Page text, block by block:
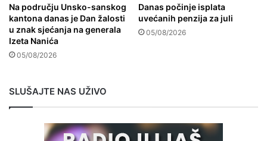
Na području Unsko-sanskog
kantona danas je Dan žalosti
u znak sjećanja na generala
Izeta Nanića
05/08/2026
Danas počinje isplata
uvećanih penzija za juli
05/08/2026
SLUŠAJTE NAS UŽIVO